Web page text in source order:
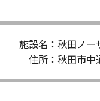
施設名：秋田ノー
住所：秋田市中